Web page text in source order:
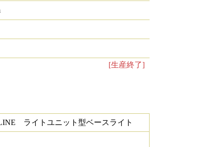
[生産終了]
ライトユニット型ベースライト